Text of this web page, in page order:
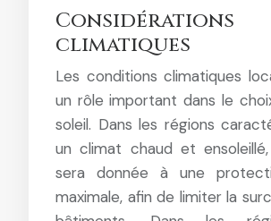
Considérations
climatiques
Les conditions climatiques
un rôle important dans le
soleil. Dans les régions
un climat chaud et
sera donnée à une
maximale, afin de limiter la